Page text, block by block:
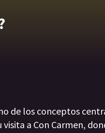
de los conceptos
a Con Carmen,